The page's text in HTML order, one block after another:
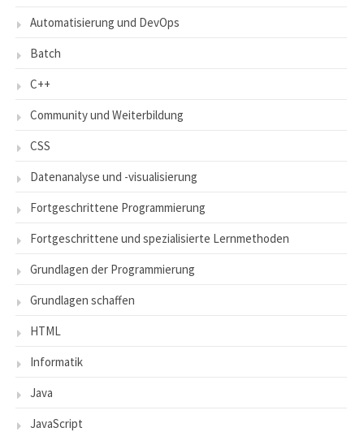
Automatisierung und DevOps
Batch
C++
Community und Weiterbildung
CSS
Datenanalyse und -visualisierung
Fortgeschrittene Programmierung
Fortgeschrittene und spezialisierte Lernmethoden
Grundlagen der Programmierung
Grundlagen schaffen
HTML
Informatik
Java
JavaScript